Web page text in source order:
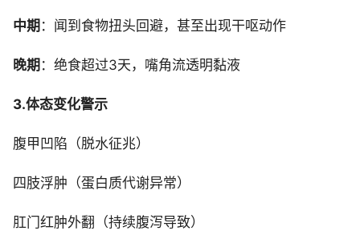
中期 ：闻到食物扭头回避，甚至出现干呕动作
晚期 ：绝食超过3天，嘴角流透明黏液
3.体态变化警示
腹甲凹陷（脱水征兆）
四肢浮肿（蛋白质代谢异常）
肛门红肿外翻（持续腹泻导致）